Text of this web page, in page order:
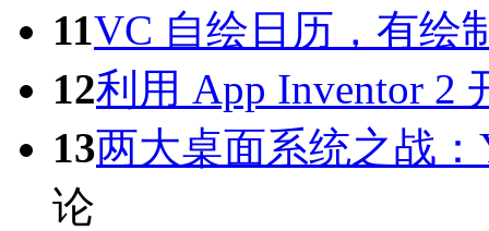
11VC 自绘日历，有绘
12利用 App Inventor 2
13两大桌面系统之战：
论